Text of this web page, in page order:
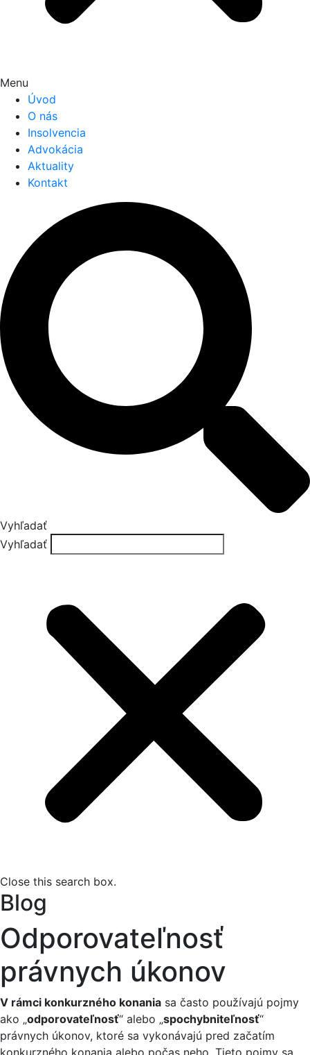
Menu
Úvod
O nás
Insolvencia
Advokácia
Aktuality
Kontakt
Vyhľadať
Vyhľadať
Close this search box.
Blog
Odporovateľnosť
právnych úkonov
V rámci konkurzného konania sa často používajú pojmy
ako „odporovateľnosť“ alebo „spochybniteľnosť“
právnych úkonov, ktoré sa vykonávajú pred začatím
konkurzného konania alebo počas neho. Tieto pojmy sa